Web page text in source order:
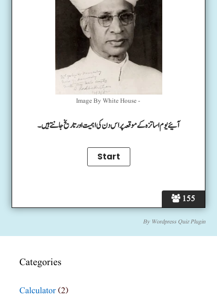
155
Image By White House -
آئیے یوم اساتزہ کے موقعہ پر اس دن کی اہمیت اور تاریخ جانتے ہیں۔
By Wordpress Quiz Plugin
Categories
Calculator (2)